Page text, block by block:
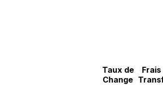
Taux de
Change
Frais